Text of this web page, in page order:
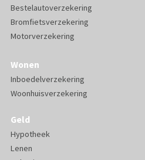
Bestelautoverzekering
Bromfietsverzekering
Motorverzekering
Wonen
Inboedelverzekering
Woonhuisverzekering
Geld
Hypotheek
Lenen